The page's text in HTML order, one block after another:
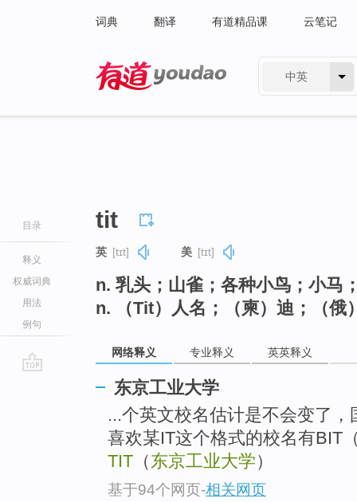
词典 翻译 有道精品课 云笔记
中英
目录
释义
权威词典
用法
例句
tit
英 [tɪt] 美 [tɪt]
n. 乳头；山雀；各种小鸟；小马
n. （Tit）人名；（柬）迪；（俄
网络释义 专业释义 英英释义
东京工业大学
...个英文校名估计是不会变了
喜欢某IT这个格式的校名有BIT
TIT （东京工业大学）
基于94个网页-相关网页